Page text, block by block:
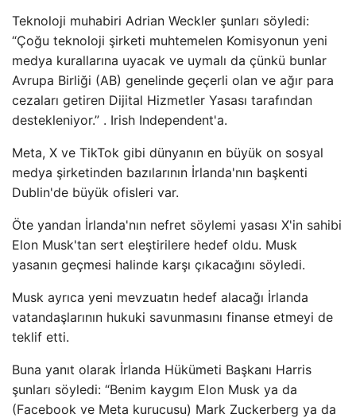
Teknoloji muhabiri Adrian Weckler şunları söyledi:
“Çoğu teknoloji şirketi muhtemelen Komisyonun yeni
medya kurallarına uyacak ve uymalı da çünkü bunlar
Avrupa Birliği (AB) genelinde geçerli olan ve ağır para
cezaları getiren Dijital Hizmetler Yasası tarafından
destekleniyor.” . Irish Independent'a.
Meta, X ve TikTok gibi dünyanın en büyük on sosyal
medya şirketinden bazılarının İrlanda'nın başkenti
Dublin'de büyük ofisleri var.
Öte yandan İrlanda'nın nefret söylemi yasası X'in sahibi
Elon Musk'tan sert eleştirilere hedef oldu. Musk
yasanın geçmesi halinde karşı çıkacağını söyledi.
Musk ayrıca yeni mevzuatın hedef alacağı İrlanda
vatandaşlarının hukuki savunmasını finanse etmeyi de
teklif etti.
Buna yanıt olarak İrlanda Hükümeti Başkanı Harris
şunları söyledi: “Benim kaygım Elon Musk ya da
(Facebook ve Meta kurucusu) Mark Zuckerberg ya da